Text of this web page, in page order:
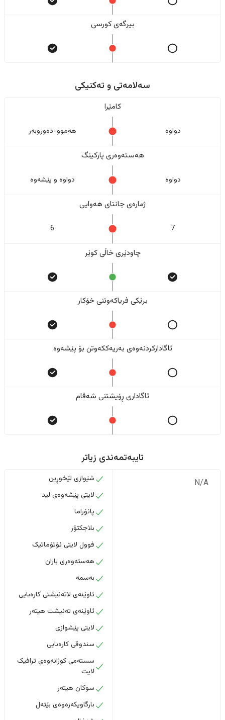
بیرگەی کورسی
سەلامەتی و تەکنیکی
کامێرا
دواوە هەموو-دەوروبەر
هەستەوەری پارکینگ
دواوە دواوە و پێشەوە
ژمارەی جانتای هەوایی
7
6
چاودێری خاڵی کوێر
برێکی فریاکەوتنی خۆکار
ئاگادارکردنەوەی بەریەککەوتن بۆ پێشەوە
ئاگاداری ڕۆیشتنی شەقام
تایبەتمەندی زیاتر
N/A
شێوازی لێخوڕین
لایتی پێشەوەی لید
پانۆراما
بلاجکتۆر
فوول لایتی ئۆتۆماتیک
هەستەوەری باران
بەسمە
ئاوێنەی لاتەنیشتی کارەبایی
ئاوێنەی تەنیشت هیتەر
لایتی پێشوازی
سندوقی کارەبایی
سستەمی کوژانەوەی ترافیک
لایت
سوکان هیتەر
بارگاویکەرەوەی بێتەل